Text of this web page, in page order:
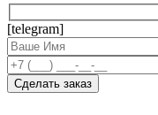
[telegram]